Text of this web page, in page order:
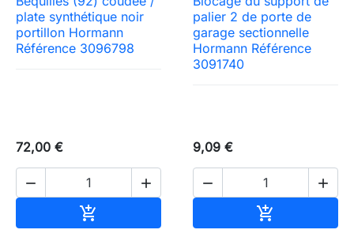
plate synthétique noir
portillon Hormann
Référence 3096798
72,00 €
 

palier 2 de porte de
garage sectionnelle
Hormann Référence
3091740
9,09 €
 
